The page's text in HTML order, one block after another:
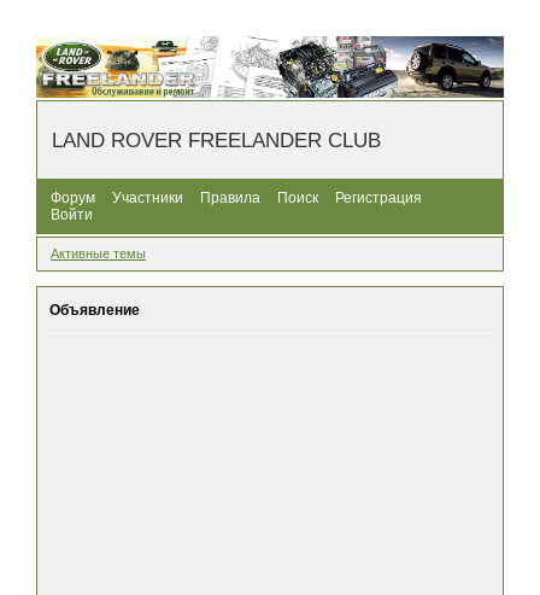
LAND ROVER FREELANDER CLUB
Форум Участники Правила Поиск
Регистрация
Войти
Активные темы
Объявление